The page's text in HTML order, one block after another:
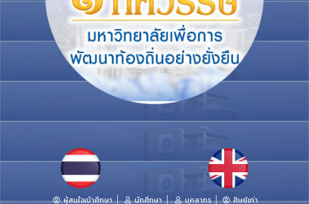
ผู้สนใจเข้าศึกษา นักศึกษา บุคลากร ศิษย์เก่า